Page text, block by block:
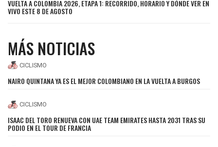
VIKINGS
SAINTS
THUNDER
VUELTA A COLOMBIA 2026, ETAPA 1: RECORRIDO, HORARIO Y DÓNDE VER EN
VIVO ESTE 8 DE AGOSTO
MÁS NOTICIAS
CICLISMO
NAIRO QUINTANA YA ES EL MEJOR COLOMBIANO EN LA VUELTA A BURGOS
CICLISMO
ISAAC DEL TORO RENUEVA CON UAE TEAM EMIRATES HASTA 2031 TRAS SU
PODIO EN EL TOUR DE FRANCIA